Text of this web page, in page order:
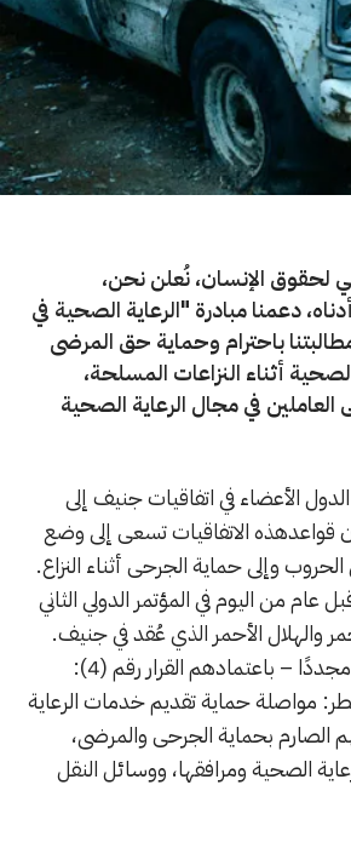
لحقوق الإنسان، نُعلن نحن،
دعمنا مبادرة "الرعاية الصحية في
باحترام وحماية حق المرضى
أثناء النزاعات المسلحة،
في مجال الرعاية الصحية
الأعضاء في اتفاقيات جنيف إلى
قواعدهذه الاتفاقيات تسعى إلى وضع
وإلى حماية الجرحى أثناء النزاع.
من اليوم في المؤتمر الدولي الثاني
والهلال الأحمر الذي عُقد في جنيف.
وقد أكد المجتمعون مجددًا – باعتمادهم القرار رقم (4):
مواصلة حماية تقديم خدمات الرعاية
الصارم بحماية الجرحى والمرضى،
الصحية ومرافقها، ووسائل النقل